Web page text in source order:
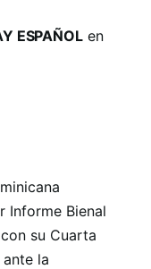
ESPAÑOLen
Informe Bienal
su Cuarta
la